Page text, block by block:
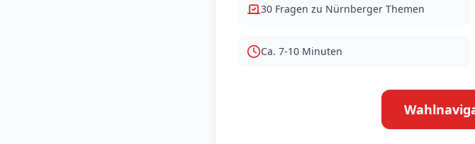
30 Fragen zu Nürnberger Themen
Ca. 7-10 Minuten